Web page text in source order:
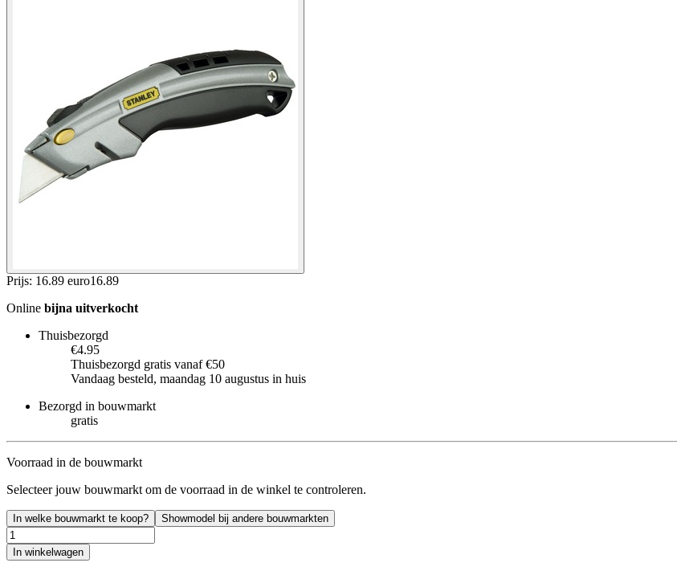
Prijs: 16.89 euro16.89
Online bijna uitverkocht
Thuisbezorgd
€4.95
Thuisbezorgd gratis vanaf €50
Vandaag besteld, maandag 10 augustus in huis
Bezorgd in bouwmarkt
gratis
Voorraad in de bouwmarkt
Selecteer jouw bouwmarkt om de voorraad in de winkel te controleren.
In welke bouwmarkt te koop? Showmodel bij andere bouwmarkten
In winkelwagen